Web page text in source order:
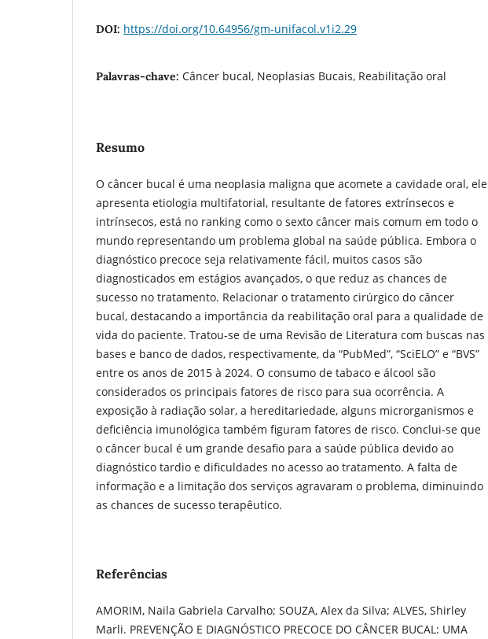
DOI: https://doi.org/10.64956/gm-unifacol.v1i2.29
Palavras-chave: Câncer bucal, Neoplasias Bucais, Reabilitação oral
Resumo
O câncer bucal é uma neoplasia maligna que acomete a cavidade oral, ele
apresenta etiologia multifatorial, resultante de fatores extrínsecos e
intrínsecos, está no ranking como o sexto câncer mais comum em todo o
mundo representando um problema global na saúde pública. Embora o
diagnóstico precoce seja relativamente fácil, muitos casos são
diagnosticados em estágios avançados, o que reduz as chances de
sucesso no tratamento. Relacionar o tratamento cirúrgico do câncer
bucal, destacando a importância da reabilitação oral para a qualidade de
vida do paciente. Tratou-se de uma Revisão de Literatura com buscas nas
bases e banco de dados, respectivamente, da “PubMed”, “SciELO” e “BVS”
entre os anos de 2015 à 2024. O consumo de tabaco e álcool são
considerados os principais fatores de risco para sua ocorrência. A
exposição à radiação solar, a hereditariedade, alguns microrganismos e
deficiência imunológica também figuram fatores de risco. Conclui-se que
o câncer bucal é um grande desafio para a saúde pública devido ao
diagnóstico tardio e dificuldades no acesso ao tratamento. A falta de
informação e a limitação dos serviços agravaram o problema, diminuindo
as chances de sucesso terapêutico.
Referências
AMORIM, Naila Gabriela Carvalho; SOUZA, Alex da Silva; ALVES, Shirley
Marli. PREVENÇÃO E DIAGNÓSTICO PRECOCE DO CÂNCER BUCAL: UMA